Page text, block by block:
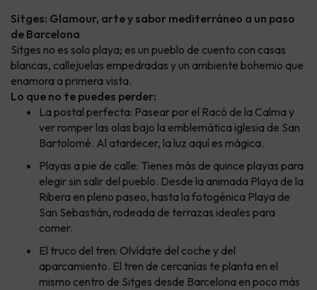
Sitges: Glamour, arte y sabor mediterráneo a un paso
de Barcelona
Sitges no es solo playa; es un pueblo de cuento con casas
blancas, callejuelas empedradas y un ambiente bohemio que
enamora a primera vista.
Lo que no te puedes perder:
La postal perfecta: Pasear por el Racó de la Calma y
ver romper las olas bajo la emblemática iglesia de San
Bartolomé. Al atardecer, la luz aquí es mágica.
Playas a pie de calle: Tienes más de quince playas para
elegir sin salir del pueblo. Desde la animada Playa de la
Ribera en pleno paseo, hasta la fotogénica Playa de
San Sebastián, rodeada de terrazas ideales para
comer.
El truco del tren: Olvídate del coche y del
aparcamiento. El tren de cercanías te planta en el
mismo centro de Sitges desde Barcelona en poco más